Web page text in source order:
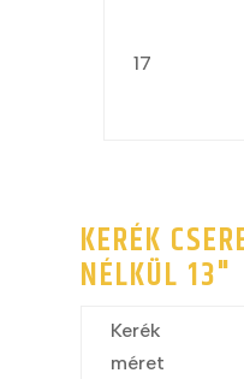
17
KERÉK
NÉLKÜL 13"
Kerék
méret